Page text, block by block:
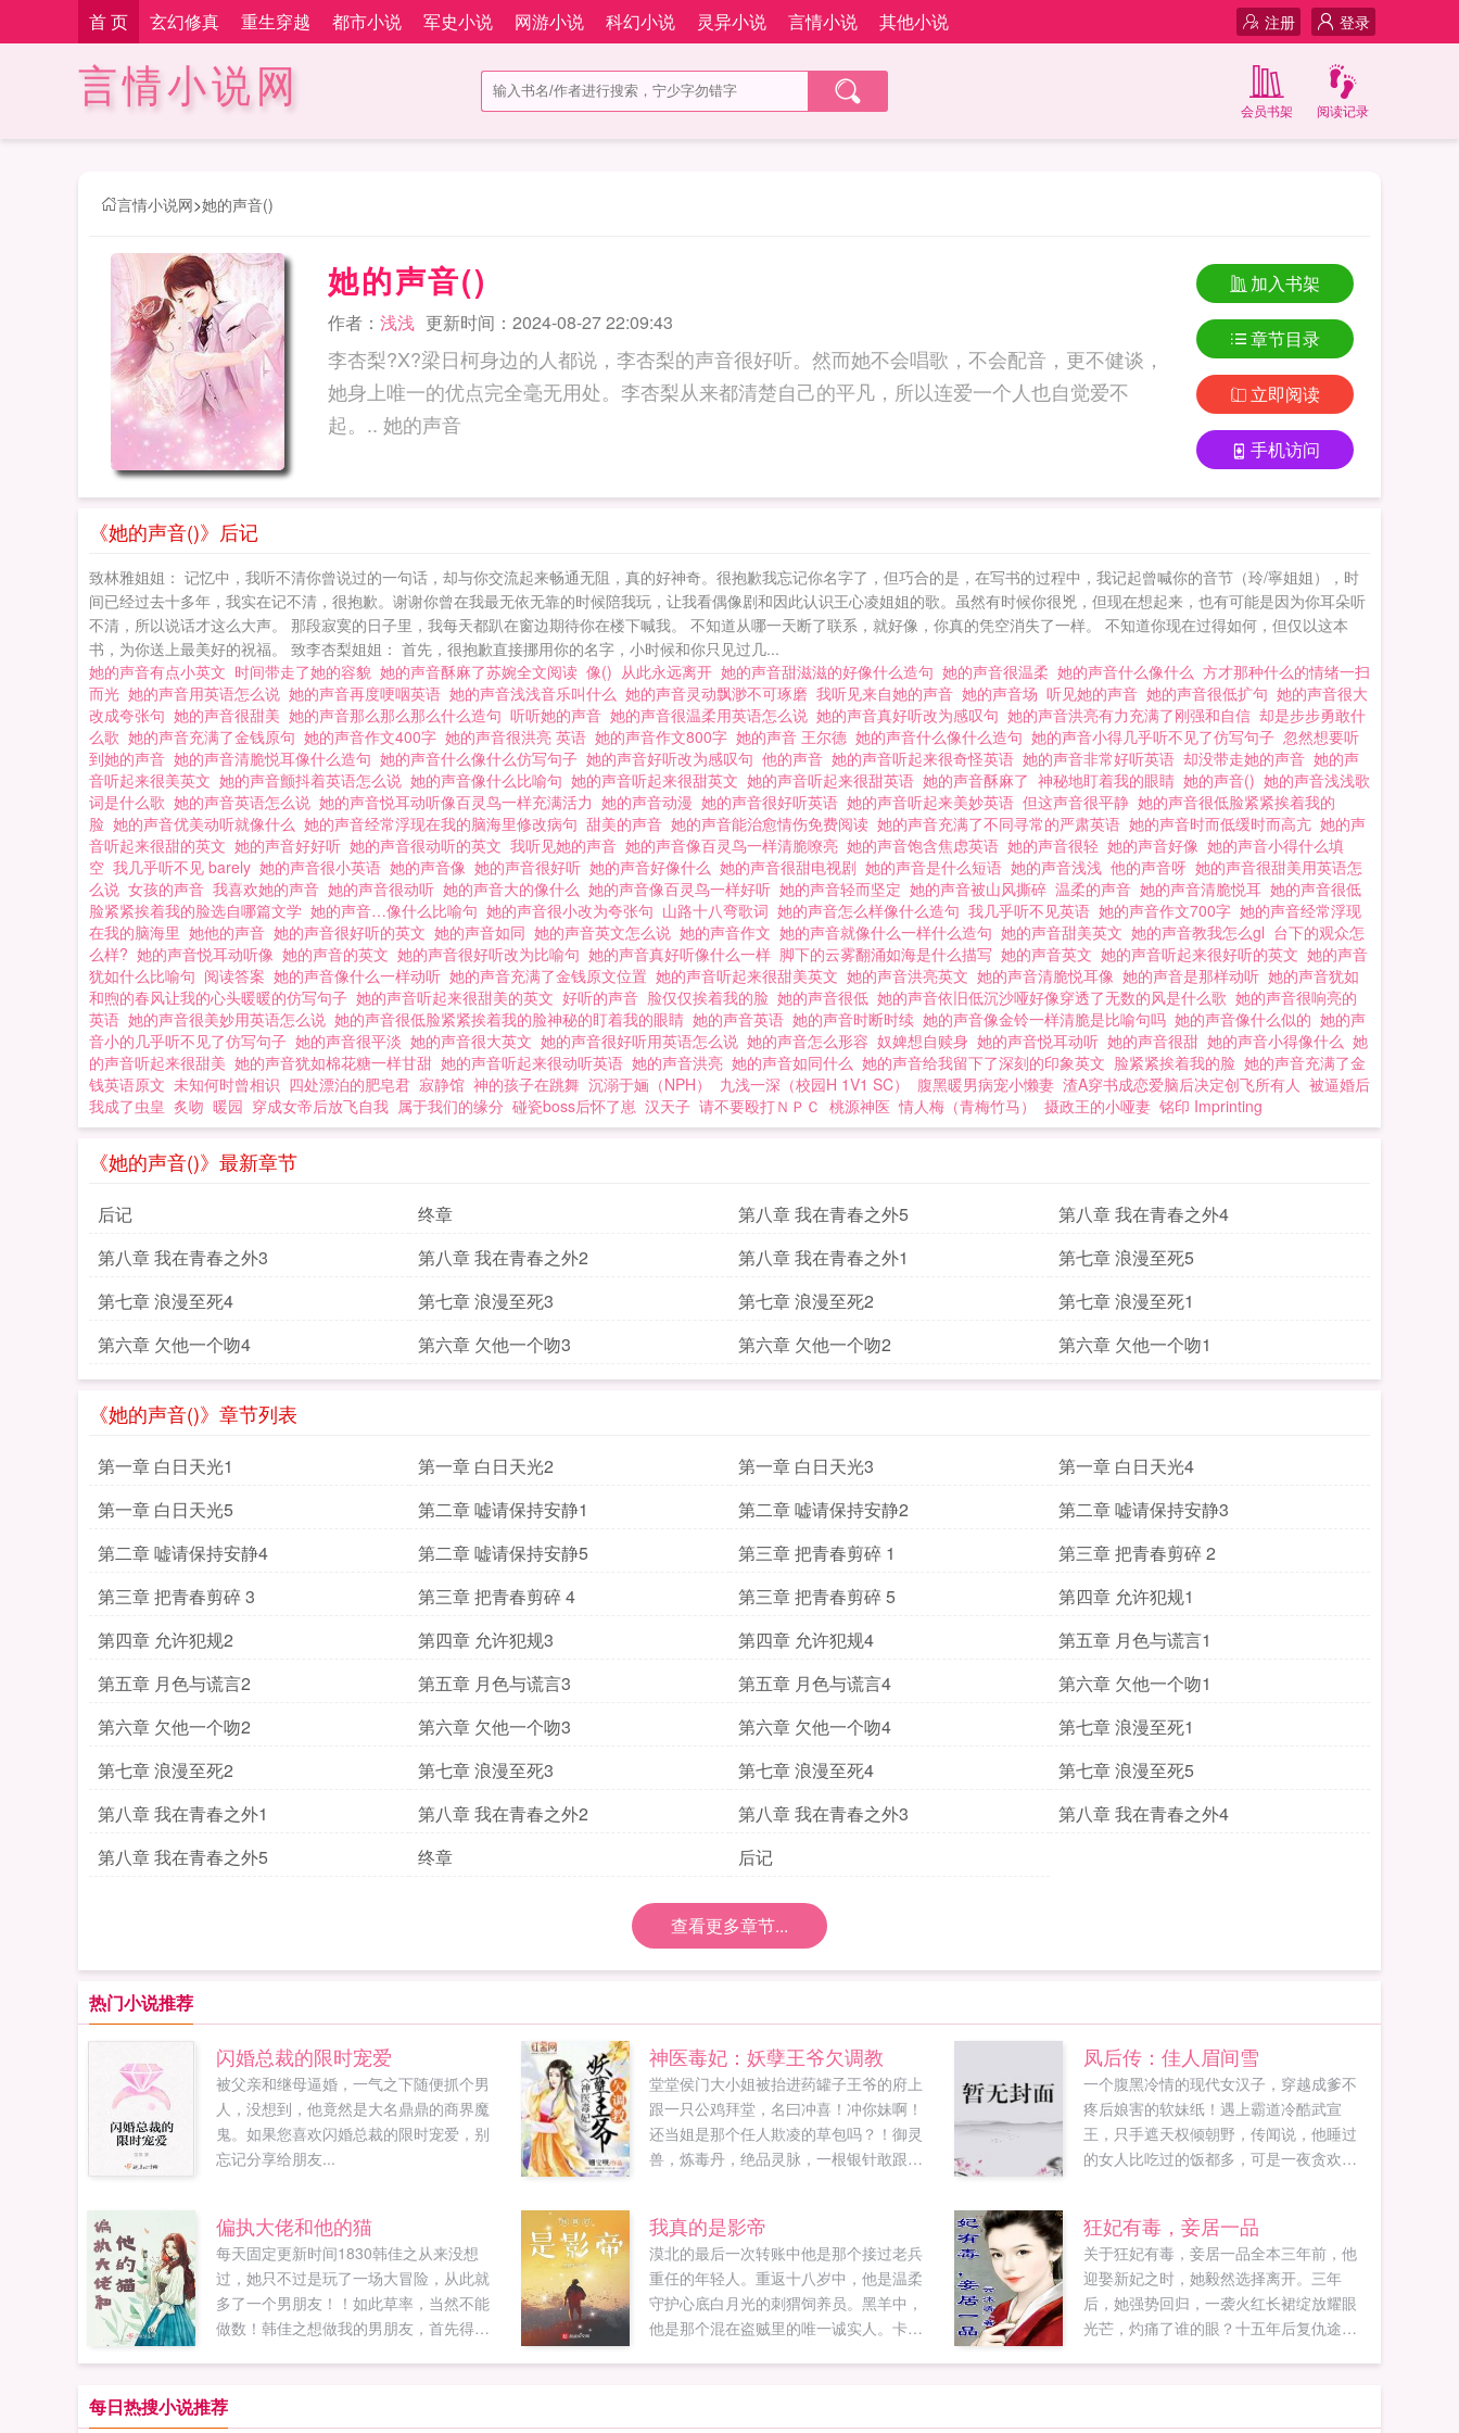
首 页 玄幻修真 重生穿越 都市小说 军史小说 网游小说 科幻小说 灵异小说 言情小说 其他小说 登录
注册
言情小说网 阅读记录
会员书架
言情小说网>她的声音()
她的声音()
作者： 浅浅 更新时间：2024-08-27 22:09:43
李杏梨?X?梁日柯身边的人都说，李杏梨的声音很好听。然而她不会唱歌，不会配音，更不健谈，
她身上唯一的优点完全毫无用处。李杏梨从来都清楚自己的平凡，所以连爱一个人也自觉爱不
起。.. 她的声音
加入书架
章节目录
立即阅读
手机访问
《她的声音()》后记
致林雅姐姐： 记忆中，我听不清你曾说过的一句话，却与你交流起来畅通无阻，真的好神奇。很抱歉我忘记你名字了，但巧合的是，在写书的过程中，我记起曾喊你的音节（玲/寧姐姐），时
间已经过去十多年，我实在记不清，很抱歉。谢谢你曾在我最无依无靠的时候陪我玩，让我看偶像剧和因此认识王心凌姐姐的歌。虽然有时候你很兇，但现在想起来，也有可能是因为你耳朵听
不清，所以说话才这么大声。 那段寂寞的日子里，我每天都趴在窗边期待你在楼下喊我。 不知道从哪一天断了联系，就好像，你真的凭空消失了一样。 不知道你现在过得如何，但仅以这本
书，为你送上最美好的祝福。 致李杏梨姐姐： 首先，很抱歉直接挪用你的名字，小时候和你只见过几...
她的声音有点小英文 时间带走了她的容貌 她的声音酥麻了苏婉全文阅读 像() 从此永远离开 她的声音甜滋滋的好像什么造句 她的声音很温柔 她的声音什么像什么 方才那种什么的情绪一扫
而光 她的声音用英语怎么说 她的声音再度哽咽英语 她的声音浅浅音乐叫什么 她的声音灵动飘渺不可琢磨 我听见来自她的声音 她的声音场 听见她的声音 她的声音很低扩句 她的声音很大
改成夸张句 她的声音很甜美 她的声音那么那么那么什么造句 听听她的声音 她的声音很温柔用英语怎么说 她的声音真好听改为感叹句 她的声音洪亮有力充满了刚强和自信 却是步步勇敢什
么歌 她的声音充满了金钱原句 她的声音作文400字 她的声音很洪亮 英语 她的声音作文800字 她的声音 王尔德 她的声音什么像什么造句 她的声音小得几乎听不见了仿写句子 忽然想要听
到她的声音 她的声音清脆悦耳像什么造句 她的声音什么像什么仿写句子 她的声音好听改为感叹句 他的声音 她的声音听起来很奇怪英语 她的声音非常好听英语 却没带走她的声音 她的声
音听起来很美英文 她的声音颤抖着英语怎么说 她的声音像什么比喻句 她的声音听起来很甜英文 她的声音听起来很甜英语 她的声音酥麻了 神秘地盯着我的眼睛 她的声音() 她的声音浅浅歌
词是什么歌 她的声音英语怎么说 她的声音悦耳动听像百灵鸟一样充满活力 她的声音动漫 她的声音很好听英语 她的声音听起来美妙英语 但这声音很平静 她的声音很低脸紧紧挨着我的
脸 她的声音优美动听就像什么 她的声音经常浮现在我的脑海里修改病句 甜美的声音 她的声音能治愈情伤免费阅读 她的声音充满了不同寻常的严肃英语 她的声音时而低缓时而高亢 她的声
音听起来很甜的英文 她的声音好好听 她的声音很动听的英文 我听见她的声音 她的声音像百灵鸟一样清脆嘹亮 她的声音饱含焦虑英语 她的声音很轻 她的声音好像 她的声音小得什么填
空 我几乎听不见 barely 她的声音很小英语 她的声音像 她的声音很好听 她的声音好像什么 她的声音很甜电视剧 她的声音是什么短语 她的声音浅浅 他的声音呀 她的声音很甜美用英语怎
么说 女孩的声音 我喜欢她的声音 她的声音很动听 她的声音大的像什么 她的声音像百灵鸟一样好听 她的声音轻而坚定 她的声音被山风撕碎 温柔的声音 她的声音清脆悦耳 她的声音很低
脸紧紧挨着我的脸选自哪篇文学 她的声音…像什么比喻句 她的声音很小改为夸张句 山路十八弯歌词 她的声音怎么样像什么造句 我几乎听不见英语 她的声音作文700字 她的声音经常浮现
在我的脑海里 她他的声音 她的声音很好听的英文 她的声音如同 她的声音英文怎么说 她的声音作文 她的声音就像什么一样什么造句 她的声音甜美英文 她的声音教我怎么gl 台下的观众怎
么样? 她的声音悦耳动听像 她的声音的英文 她的声音很好听改为比喻句 她的声音真好听像什么一样 脚下的云雾翻涌如海是什么描写 她的声音英文 她的声音听起来很好听的英文 她的声音
犹如什么比喻句 阅读答案 她的声音像什么一样动听 她的声音充满了金钱原文位置 她的声音听起来很甜美英文 她的声音洪亮英文 她的声音清脆悦耳像 她的声音是那样动听 她的声音犹如
和煦的春风让我的心头暖暖的仿写句子 她的声音听起来很甜美的英文 好听的声音 脸仅仅挨着我的脸 她的声音很低 她的声音依旧低沉沙哑好像穿透了无数的风是什么歌 她的声音很响亮的
英语 她的声音很美妙用英语怎么说 她的声音很低脸紧紧挨着我的脸神秘的盯着我的眼睛 她的声音英语 她的声音时断时续 她的声音像金铃一样清脆是比喻句吗 她的声音像什么似的 她的声
音小的几乎听不见了仿写句子 她的声音很平淡 她的声音很大英文 她的声音很好听用英语怎么说 她的声音怎么形容 奴婢想自赎身 她的声音悦耳动听 她的声音很甜 她的声音小得像什么 她
的声音听起来很甜美 她的声音犹如棉花糖一样甘甜 她的声音听起来很动听英语 她的声音洪亮 她的声音如同什么 她的声音给我留下了深刻的印象英文 脸紧紧挨着我的脸 她的声音充满了金
钱英语原文 未知何时曾相识 四处漂泊的肥皂君 寂静馆 神的孩子在跳舞 沉溺于婳（NPH） 九浅一深（校园H 1V1 SC） 腹黑暖男病宠小懒妻 渣A穿书成恋爱脑后决定创飞所有人 被逼婚后
我成了虫皇 炙吻 暖园 穿成女帝后放飞自我 属于我们的缘分 碰瓷boss后怀了崽 汉天子 请不要殴打ＮＰＣ 桃源神医 情人梅（青梅竹马） 摄政王的小哑妻 铭印 Imprinting
《她的声音()》最新章节
后记 终章 第八章 我在青春之外5
第八章 我在青春之外4
第八章 我在青春之外3
第八章 我在青春之外2 第八章 我在青春之外1
第七章 浪漫至死5
第七章 浪漫至死4
第七章 浪漫至死3 第七章 浪漫至死2
第七章 浪漫至死1
第六章 欠他一个吻4
第六章 欠他一个吻3 第六章 欠他一个吻2 第六章 欠他一个吻1
《她的声音()》章节列表
第一章 白日天光1 第一章 白日天光2 第一章 白日天光3
第一章 白日天光4
第一章 白日天光5
第二章 嘘请保持安静1 第二章 嘘请保持安静2
第二章 嘘请保持安静3
第二章 嘘请保持安静4
第二章 嘘请保持安静5 第三章 把青春剪碎 1
第三章 把青春剪碎 2
第三章 把青春剪碎 3
第三章 把青春剪碎 4 第三章 把青春剪碎 5
第四章 允许犯规1
第四章 允许犯规2
第四章 允许犯规3 第四章 允许犯规4
第五章 月色与谎言1
第五章 月色与谎言2
第五章 月色与谎言3 第五章 月色与谎言4
第六章 欠他一个吻1
第六章 欠他一个吻2
第六章 欠他一个吻3 第六章 欠他一个吻4
第七章 浪漫至死1
第七章 浪漫至死2
第七章 浪漫至死3 第七章 浪漫至死4
第七章 浪漫至死5
第八章 我在青春之外1
第八章 我在青春之外2 第八章 我在青春之外3
第八章 我在青春之外4
第八章 我在青春之外5
终章 后记
查看更多章节...
热门小说推荐
闪婚总裁的限时宠爱
被父亲和继母逼婚，一气之下随便抓个男
人，没想到，他竟然是大名鼎鼎的商界魔
鬼。如果您喜欢闪婚总裁的限时宠爱，别
忘记分享给朋友...
神医毒妃：妖孽王爷欠调教
堂堂侯门大小姐被抬进药罐子王爷的府上
跟一只公鸡拜堂，名曰冲喜！冲你妹啊！
还当姐是那个任人欺凌的草包吗？！御灵
兽，炼毒丹，绝品灵脉，一根银针敢跟阎
凤后传：佳人眉间雪
一个腹黑冷情的现代女汉子，穿越成爹不
疼后娘害的软妹纸！遇上霸道冷酷武宣
王，只手遮天权倾朝野，传闻说，他睡过
的女人比吃过的饭都多，可是一夜贪欢之
偏执大佬和他的猫
每天固定更新时间1830韩佳之从来没想
过，她只不过是玩了一场大冒险，从此就
多了一个男朋友！！如此草率，当然不能
做数！韩佳之想做我的男朋友，首先得打
佳之18岁生日那天，她搂着杜止谦的腰，
无比暧昧。当晚，杜止谦坐在床边，给韩
我真的是影帝
漠北的最后一次转账中他是那个接过老兵
重任的年轻人。重返十八岁中，他是温柔
守护心底白月光的刺猬饲养员。黑羊中，
他是那个混在盗贼里的唯一诚实人。卡塞
帮助过我的所有人。感谢我的粉丝们，感
狂妃有毒，妾居一品
关于狂妃有毒，妾居一品全本三年前，他
迎娶新妃之时，她毅然选择离开。三年
后，她强势回归，一袭火红长裙绽放耀眼
光芒，灼痛了谁的眼？十五年后复仇途
毒，她为君涉险寻冰天蟾，一身绝顶医毒
每日热搜小说推荐